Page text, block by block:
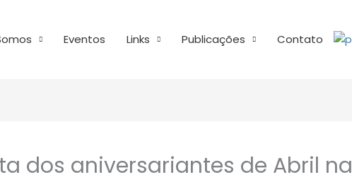
Eventos Links Publicações Contato
dos aniversariantes de Abril na